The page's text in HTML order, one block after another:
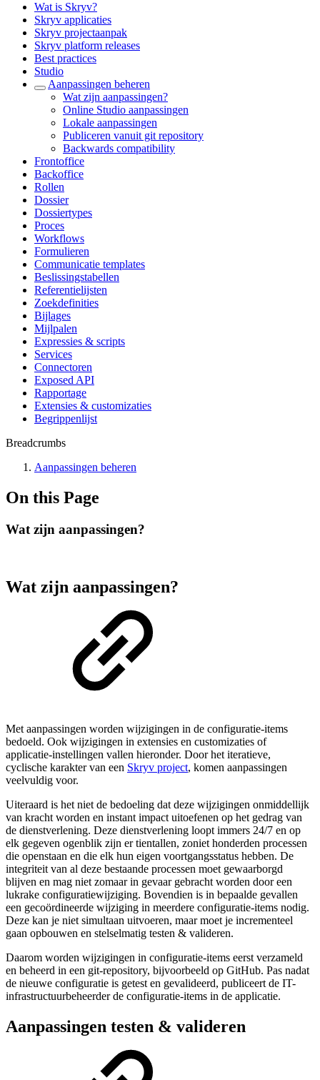
Wat is Skryv?
Skryv applicaties
Skryv projectaanpak
Skryv platform releases
Best practices
Studio
Aanpassingen beheren
Wat zijn aanpassingen?
Online Studio aanpassingen
Lokale aanpassingen
Publiceren vanuit git repository
Backwards compatibility
Frontoffice
Backoffice
Rollen
Dossier
Dossiertypes
Proces
Workflows
Formulieren
Communicatie templates
Beslissingstabellen
Referentielijsten
Zoekdefinities
Bijlages
Mijlpalen
Expressies & scripts
Services
Connectoren
Exposed API
Rapportage
Extensies & customizaties
Begrippenlijst
Breadcrumbs
Aanpassingen beheren
On this Page
Wat zijn aanpassingen?
Wat zijn aanpassingen?
Met aanpassingen worden wijzigingen in de configuratie-items
bedoeld. Ook wijzigingen in extensies en customizaties of
applicatie-instellingen vallen hieronder. Door het iteratieve,
cyclische karakter van een Skryv project, komen aanpassingen
veelvuldig voor.
Uiteraard is het niet de bedoeling dat deze wijzigingen onmiddellijk
van kracht worden en instant impact uitoefenen op het gedrag van
de dienstverlening. Deze dienstverlening loopt immers 24/7 en op
elk gegeven ogenblik zijn er tientallen, zoniet honderden processen
die openstaan en die elk hun eigen voortgangsstatus hebben. De
integriteit van al deze bestaande processen moet gewaarborgd
blijven en mag niet zomaar in gevaar gebracht worden door een
lukrake configuratiewijziging. Bovendien is in bepaalde gevallen
een gecoördineerde wijziging in meerdere configuratie-items nodig.
Deze kan je niet simultaan uitvoeren, maar moet je incrementeel
gaan opbouwen en stelselmatig testen & valideren.
Daarom worden wijzigingen in configuratie-items eerst verzameld
en beheerd in een git-repository, bijvoorbeeld op GitHub. Pas nadat
de nieuwe configuratie is getest en gevalideerd, publiceert de IT-
infrastructuurbeheerder de configuratie-items in de applicatie.
Aanpassingen testen & valideren